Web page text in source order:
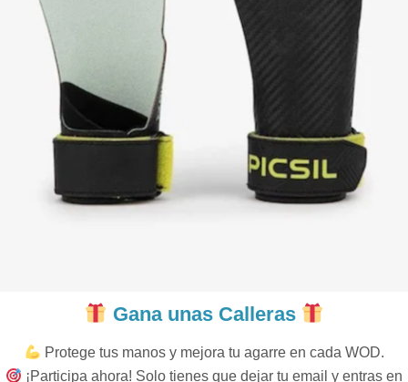
Gana unas Calleras
Protege tus manos y mejora tu agarre en cada WOD.
¡Participa ahora! Solo tienes que dejar tu email y entras en